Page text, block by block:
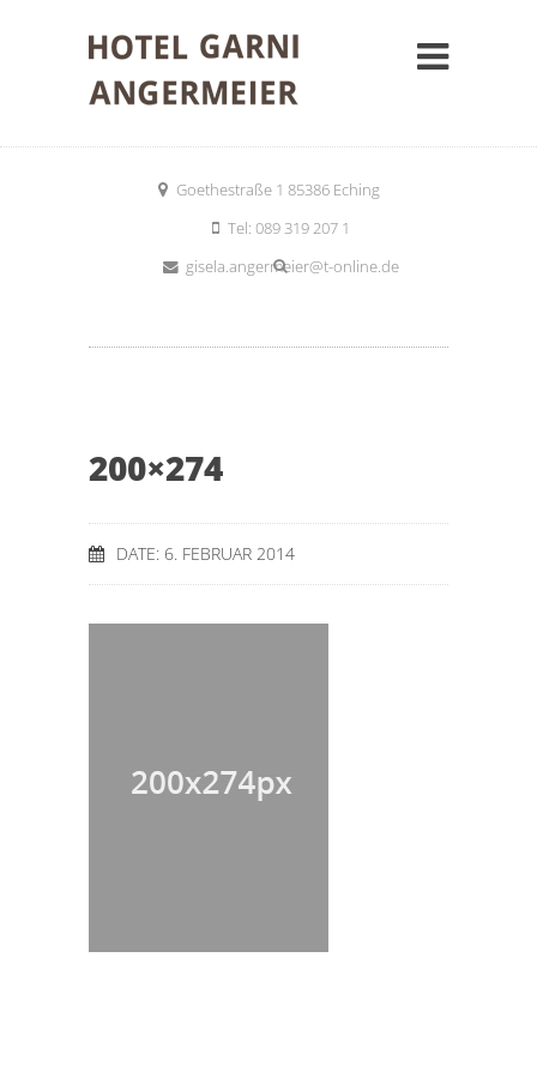
Goethestraße 1 85386 Eching
Tel: 089 319 207 1
gisela.angermeier@t-online.de
200×274
DATE: 6. FEBRUAR 2014